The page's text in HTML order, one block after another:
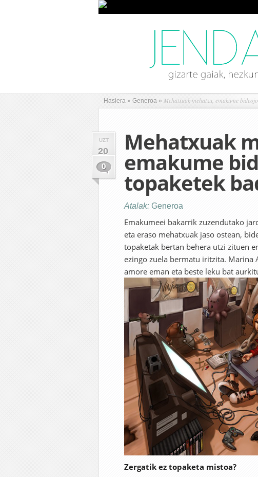
Hasiera » Generoa » Mehatxuak mehatxu, emakume
UZT
20
0
Mehatxuak
emakume
topaketek
Atalak: Generoa
Emakumeei bakarrik zuzendutako
eta eraso mehatxuak jaso ostean,
topaketak bertan behera utzi zituen
ezingo zuela bermatu iritzita. Marina
amore eman eta beste leku bat
Zergatik ez topaketa mistoa?